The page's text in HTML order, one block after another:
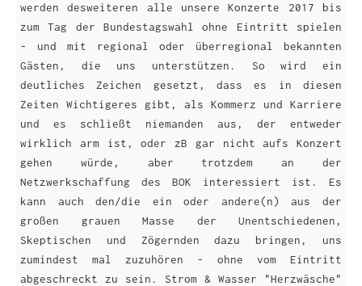
werden desweiteren alle unsere Konzerte 2017 bis
zum Tag der Bundestagswahl ohne Eintritt spielen
- und mit regional oder überregional bekannten
Gästen, die uns unterstützen. So wird ein
deutliches Zeichen gesetzt, dass es in diesen
Zeiten Wichtigeres gibt, als Kommerz und Karriere
und es schließt niemanden aus, der entweder
wirklich arm ist, oder zB gar nicht aufs Konzert
gehen würde, aber trotzdem an der
Netzwerkschaffung des BOK interessiert ist. Es
kann auch den/die ein oder andere(n) aus der
großen grauen Masse der Unentschiedenen,
Skeptischen und Zögernden dazu bringen, uns
zumindest mal zuzuhören - ohne vom Eintritt
abgeschreckt zu sein. Strom & Wasser "Herzwäsche"